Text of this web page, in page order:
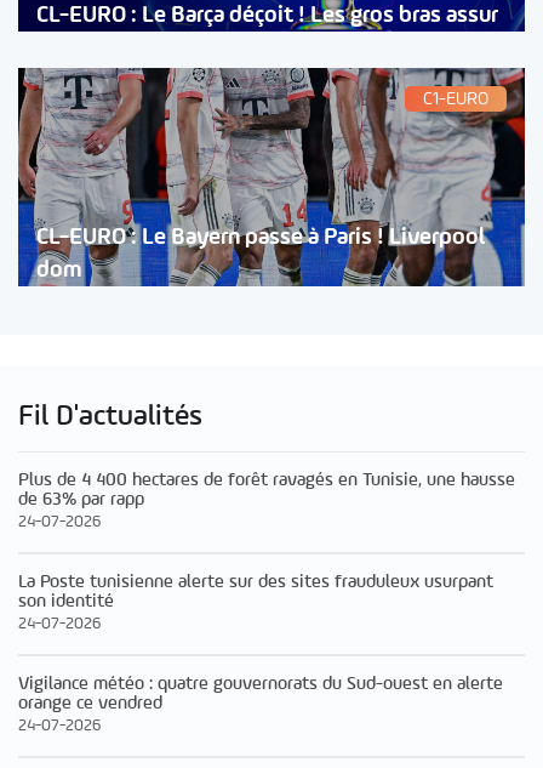
CL-EURO : Le Barça déçoit ! Les gros bras assur
C1-EURO
CL-EURO : Le Bayern passe à Paris ! Liverpool
dom
Fil D'actualités
Plus de 4 400 hectares de forêt ravagés en Tunisie, une hausse
de 63% par rapp
24-07-2026
La Poste tunisienne alerte sur des sites frauduleux usurpant
son identité
24-07-2026
Vigilance météo : quatre gouvernorats du Sud-ouest en alerte
orange ce vendred
24-07-2026